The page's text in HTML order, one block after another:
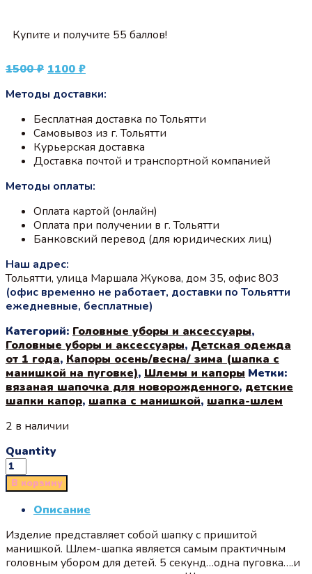
Купите и получите 55 баллов!
1500₽ Первоначальная
составляла
1100 ₽Текущая
1100 ₽.
Методы доставки:
Бесплатная доставка по Тольятти
Самовывоз из г. Тольятти
Курьерская доставка
Доставка почтой и транспортной компанией
Методы оплаты:
Оплата картой (онлайн)
Оплата при получении в г. Тольятти
Банковский перевод (для юридических лиц)
Наш адрес:
Тольятти, улица Маршала Жукова, дом 35, офис 803
(офис временно не работает, доставки по Тольятти
ежедневные, бесплатные)
Категорий: Головные уборы и аксессуары,
Головные уборы и аксессуары, Детская одежда
от 1 года, Капоры осень/весна/ зима (шапка с
манишкой на пуговке), Шлемы и капоры Метки:
вязаная шапочка для новорожденного, детские
шапки капор, шапка с манишкой, шапка-шлем
2 в наличии
Quantity
В корзину
Описание
Изделие представляет собой шапку с пришитой
манишкой. Шлем-шапка является самым практичным
головным убором для детей. 5 секунд…одна пуговка….и